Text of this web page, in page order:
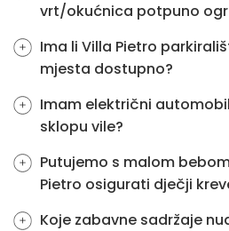
vrt/okućnica potpuno
Ima li Villa Pietro
mjesta dostupno?
Imam električni
sklopu vile?
Putujemo s malom
Pietro osigurati dječji
Koje zabavne sadržaje